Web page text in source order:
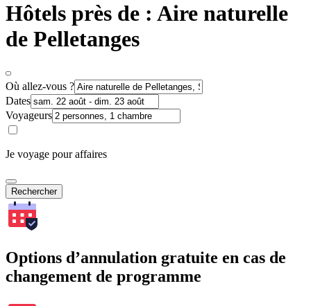
Hôtels près de : Aire naturelle
de Pelletanges
Où allez-vous ?
Dates
Voyageurs
Je voyage pour affaires
Rechercher
Options d’annulation gratuite en cas de
changement de programme